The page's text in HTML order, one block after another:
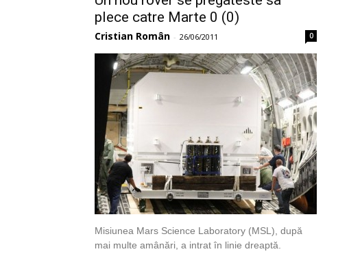
plece catre Marte 0 (0)
Cristian Român - 26/06/2011 0
Misiunea Mars Science Laboratory (MSL), după
mai multe amânări, a intrat în linie dreaptă.